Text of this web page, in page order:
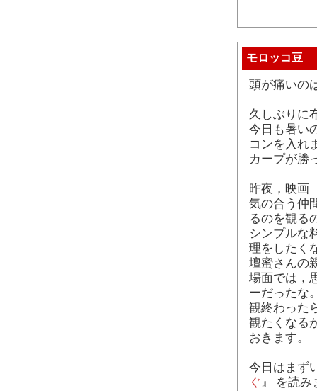
モロッコ豆
頭が痛いの
久しぶりに
今日も暑い
コンを入れ
カープが勝
昨夜，映画
気の合う仲
るのを観る
シンプルな
理をしたく
壇蜜さんの
場面では，
ーだったな
観終わった
観たくなる
おきます。
今日はまず
ぐ 』 を読み